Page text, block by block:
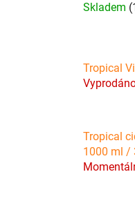
Skladem
Tropical
Tropical
1000 ml /